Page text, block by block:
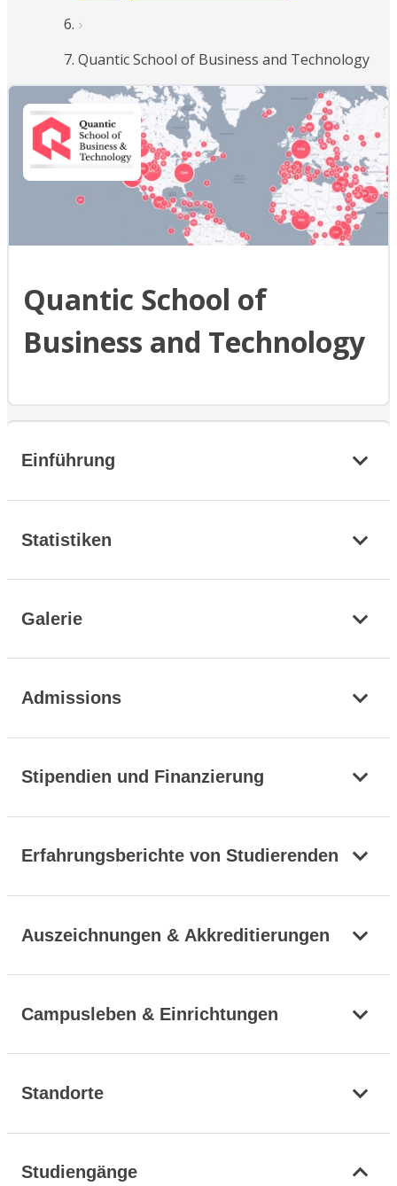
Quantic School of Business and Technology
Quantic School of
Business and Technology
Einführung
Statistiken
Galerie
Admissions
Stipendien und Finanzierung
Erfahrungsberichte von Studierenden
Auszeichnungen & Akkreditierungen
Campusleben & Einrichtungen
Standorte
Studiengänge